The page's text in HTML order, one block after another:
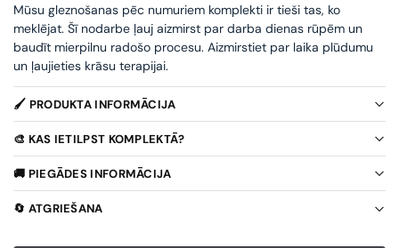
Mūsu gleznošanas pēc numuriem komplekti ir tieši tas, ko
meklējat. Šī nodarbe ļauj aizmirst par darba dienas rūpēm un
baudīt mierpilnu radošo procesu. Aizmirstiet par laika plūdumu
un ļaujieties krāsu terapijai.
🖌️ PRODUKTA INFORMĀCIJA
🎨 KAS IETILPST KOMPLEKTĀ?
🚚 PIEGĀDES INFORMĀCIJA
🔄 ATGRIEŠANA